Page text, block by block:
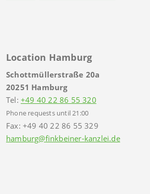
Location Hamburg
Schottmüllerstraße 20a
20251 Hamburg
Tel: +49 40 22 86 55 320
Phone requests until 21:00
Fax: +49 40 22 86 55 329
hamburg@finkbeiner-kanzlei.de